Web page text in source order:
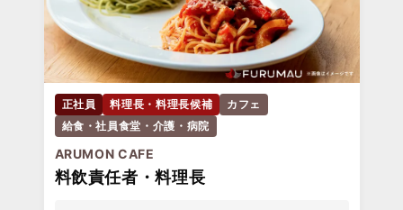
正社員 料理長・料理長候補
カフェ
給食・社員食堂・介護・病院
ARUMON CAFE
料飲責任者・料理長